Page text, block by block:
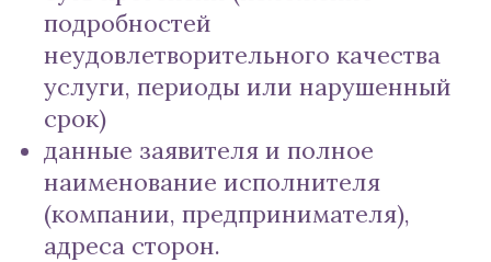
подробностей
неудовлетворительного качества
услуги, периоды или нарушенный
срок)
данные заявителя и полное
наименование исполнителя
(компании, предпринимателя),
адреса сторон.